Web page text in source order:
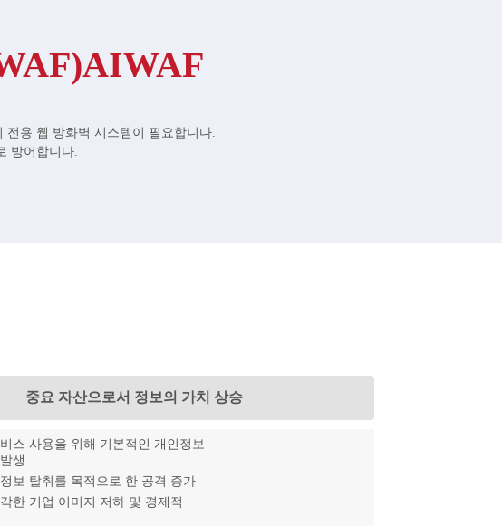
용 웹 방화벽 시스템이 필요합니다.
방어합니다.
중요 자산으로서 정보의 가치 상승
스 사용을 위해 기본적인 개인정보
생
보 탈취를 목적으로 한 공격 증가
한 기업 이미지 저하 및 경제적